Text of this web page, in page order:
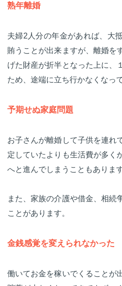
熟年離婚
夫婦2人分の年金があれば、大
賄うことが出来ますが、離婚を
げた財産が折半となった上に、
ため、途端に立ち行かなくなっ
予期せぬ家庭問題
お子さんが離婚して子供を連れ
定していたよりも生活費が多く
へと進んでしまうこともあります
また、家族の介護や借金、相続
ことがあります。
金銭感覚を変えられなかった
働いてお金を稼いでくることが